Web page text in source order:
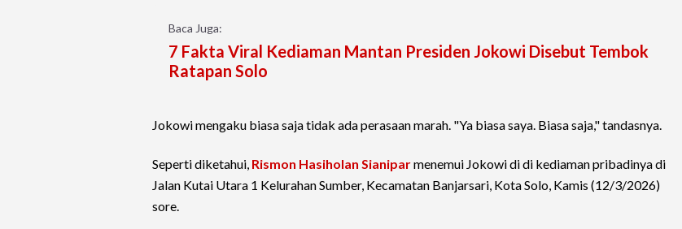
Baca Juga:
7 Fakta Viral Kediaman Mantan Presiden Jokowi Disebut Tembok
Ratapan Solo
Jokowi mengaku biasa saja tidak ada perasaan marah. "Ya biasa saya. Biasa saja," tandasnya.
Seperti diketahui, Rismon Hasiholan Sianiparmenemui Jokowi di di kediaman pribadinya di
Jalan Kutai Utara 1 Kelurahan Sumber, Kecamatan Banjarsari, Kota Solo, Kamis (12/3/2026)
sore.